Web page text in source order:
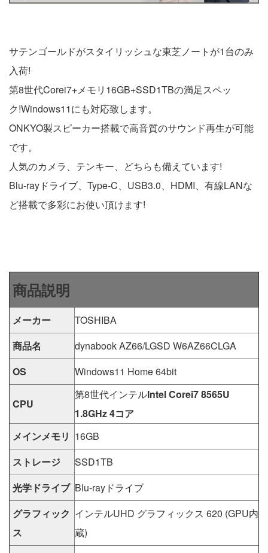
サテンゴールドがスタイリッシュな東芝ノートが1台のみ
入荷!
第8世代Corei7+メモリ16GB+SSD1TBの満足スペッ
ク!Windows11にも対応致します。
ONKYO製スピーカー搭載で高音質のサウンド再生が可能
です。
人気のカメラ、テンキー、どちらも備えています!
Blu-rayドライブ、Type-C、USB3.0、HDMI、有線LANな
ど搭載で多彩にお使い頂けます!
商品説明
メーカー
TOSHIBA
商品名
dynabook AZ66/LGSD W6AZ66CLGA
OS
Windows11 Home 64bit
CPU
第8世代インテルIntel Corei7 8565U
1.8GHz 4コア
メインメモリ 16GB
ストレージ
SSD1TB
光学ドライブ Blu-rayドライブ
グラフィック
ス
インテルUHD グラフィックス 620 (GPU内
蔵)